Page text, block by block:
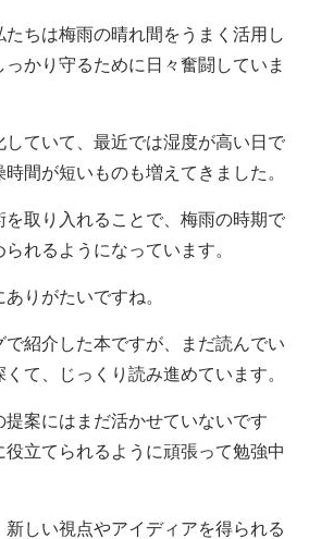
ちは梅雨の晴れ間をうまく活用し
かり守るために日々奮闘していま
ていて、最近では湿度が高い日で
間が短いものも増えてきました。
を取り入れることで、梅雨の時期で
れるようになっています。
りがたいですね。
で紹介した本ですが、まだ読んでい
て、じっくり読み進めています。
案にはまだ活かせていないです
立てられるように頑張って勉強中
しい視点やアイディアを得られる